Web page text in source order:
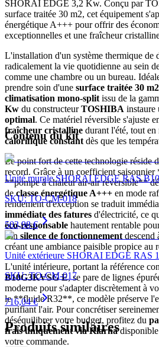
SHORAI EDGE 3,2 Kw. Conçu par
surface traitée 30 m2, cet équipement
énergétique A+++ pour offrir des
exceptionnelles et une fraîcheur
L'installation d'un système thermique de
radicalement la vie quotidienne au sein
comme une chambre ou un bureau.
prendre soin d'une surface traitée 30 m2
climatisation mono-split issu de la
Kw du constructeurTOSHIBA instaure
optimal. Ce matériel réversible s'ajuste
fraîcheur cristalline durant l'été, tout en
calorifique constant dès que les
Le point fort de cette technologie réside
record. Grâce à un coefficient
**pompe à chaleur air-air réversible**
declasse énergétique A+++ en mode
rendement d'exception se traduit
immédiate des fatures d'électricité, ce
éco-responsable hautement rentable
son silence de fonctionnement descend
créant une ambiance paisible propice au
L'unité intérieure, portant la référence
B10G3KVSG E, se pare de lignes
moderne pour s'adapter discrètement à
le **fluide R32**, ce modèle préserve
purifiant l'air. Pour concrétiser
déséquilibrer votre budget, profitez du
frais uniquement via Klarnadisponible
votre commande.
Contenu du kit
Unité murale SHORAI EDGE RAS
SKU:TO-CM-018
503,98 €
Unité extérieure SHORAI EDGE RAS
SKU:TO-CM-017
716,04 €
Produits similaires